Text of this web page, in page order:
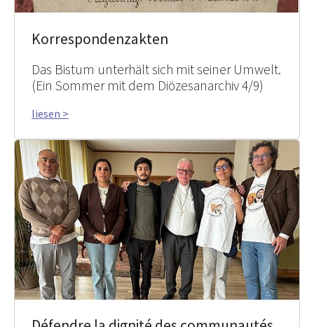
Korrespondenzakten
Das Bistum unterhält sich mit seiner Umwelt.
(Ein Sommer mit dem Diözesanarchiv 4/9)
liesen >